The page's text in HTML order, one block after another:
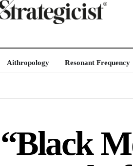
Aithropology Resonant Frequency
“Black